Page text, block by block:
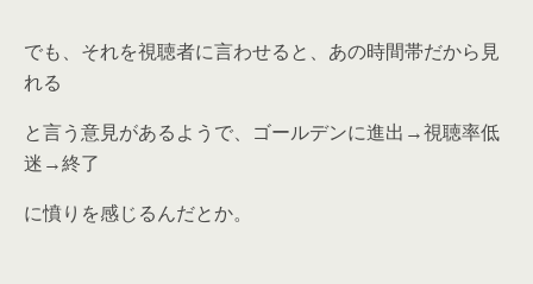
でも、それを視聴者に言わせると、あの時間帯だから見
れる
と言う意見があるようで、ゴールデンに進出→視聴率低
迷→終了
に憤りを感じるんだとか。